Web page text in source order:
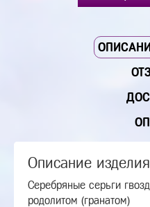
Описание изделия
Серебряные серьги
родолитом (гранатом)